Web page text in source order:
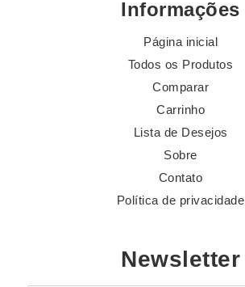
Informações
Página inicial
Todos os Produtos
Comparar
Carrinho
Lista de Desejos
Sobre
Contato
Política de privacidade
Newsletter